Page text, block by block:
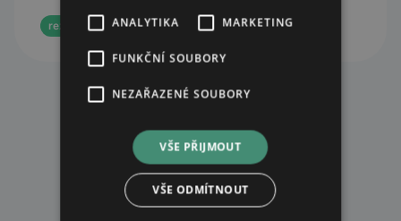
rezervace eReceptu
ANALYTIKA MARKETING
FUNKČNÍ SOUBORY
NEZAŘAZENÉ SOUBORY
VŠE PŘIJMOUT
VŠE ODMÍTNOUT